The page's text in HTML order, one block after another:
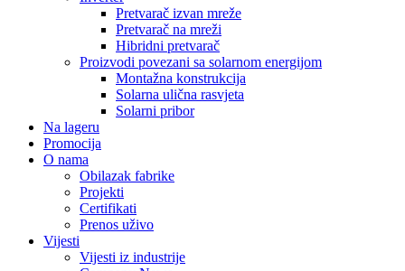
Pretvarač izvan mreže
Pretvarač na mreži
Hibridni pretvarač
Proizvodi povezani sa solarnom energijom
Montažna konstrukcija
Solarna ulična rasvjeta
Solarni pribor
Na lageru
Promocija
O nama
Obilazak fabrike
Projekti
Certifikati
Prenos uživo
Vijesti
Vijesti iz industrije